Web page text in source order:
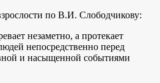
по В.И. Слободчикову:
незаметно, а протекает
непосредственно перед
и насыщенной событиями